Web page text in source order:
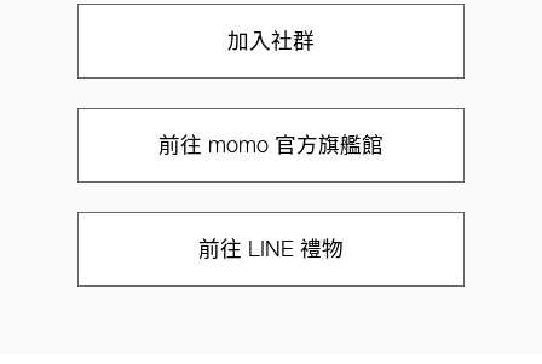
加入社群
前往 momo 官方旗艦館
前往 LINE 禮物